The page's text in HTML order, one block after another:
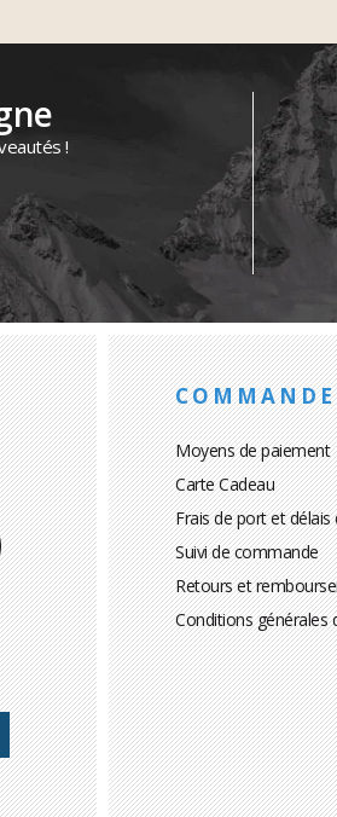
!
COMMANDE
Moyens de paiement
Carte Cadeau
Frais de port et délais
Suivi de commande
Retours et
Conditions générales